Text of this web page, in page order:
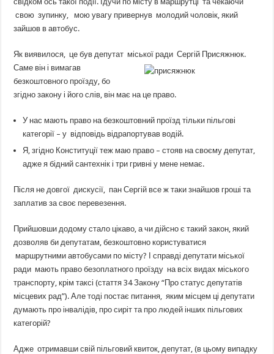
свою зупинку, мою увагу привернув молодий чоловік, який
зайшов в автобус.
Як виявилося, це був депутат міської ради Сергій Присяжнюк.
Саме він і вимагав
безкоштовного проїзду, бо
згідно закону і його слів, він має на це право.
У нас мають право на безкоштовний проїзд тільки пільгові
категорії – у відповідь відрапортував водій.
Я, згідно Конституції теж маю право – стояв на своєму депутат,
адже я бідний сантехнік і три гривні у мене немає.
Після не довгої дискусії, пан Сергій все ж таки знайшов гроші та
заплатив за своє перевезення.
Прийшовши додому стало цікаво, а чи дійсно є такий закон, який
дозволяв би депутатам, безкоштовно користуватися
маршрутними автобусами по місту? І справді депутати міської
ради мають право безоплатного проїзду на всіх видах міського
транспорту, крім таксі (стаття 34 Закону “Про статус депутатів
місцевих рад”). Але тоді постає питання, яким місцем ці депутати
думають про інвалідів, про сиріт та про людей інших пільгових
категорій?
Адже отримавши свій пільговий квиток, депутат, (в цьому випадку